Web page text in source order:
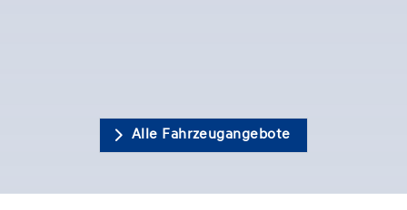
Alle Fahrzeugangebote